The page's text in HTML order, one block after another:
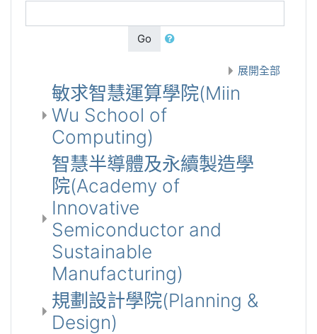
Go
展開全部
敏求智慧運算學院(Miin
Wu School of
Computing)
智慧半導體及永續製造學
院(Academy of
Innovative
Semiconductor and
Sustainable
Manufacturing)
規劃設計學院(Planning &
Design)